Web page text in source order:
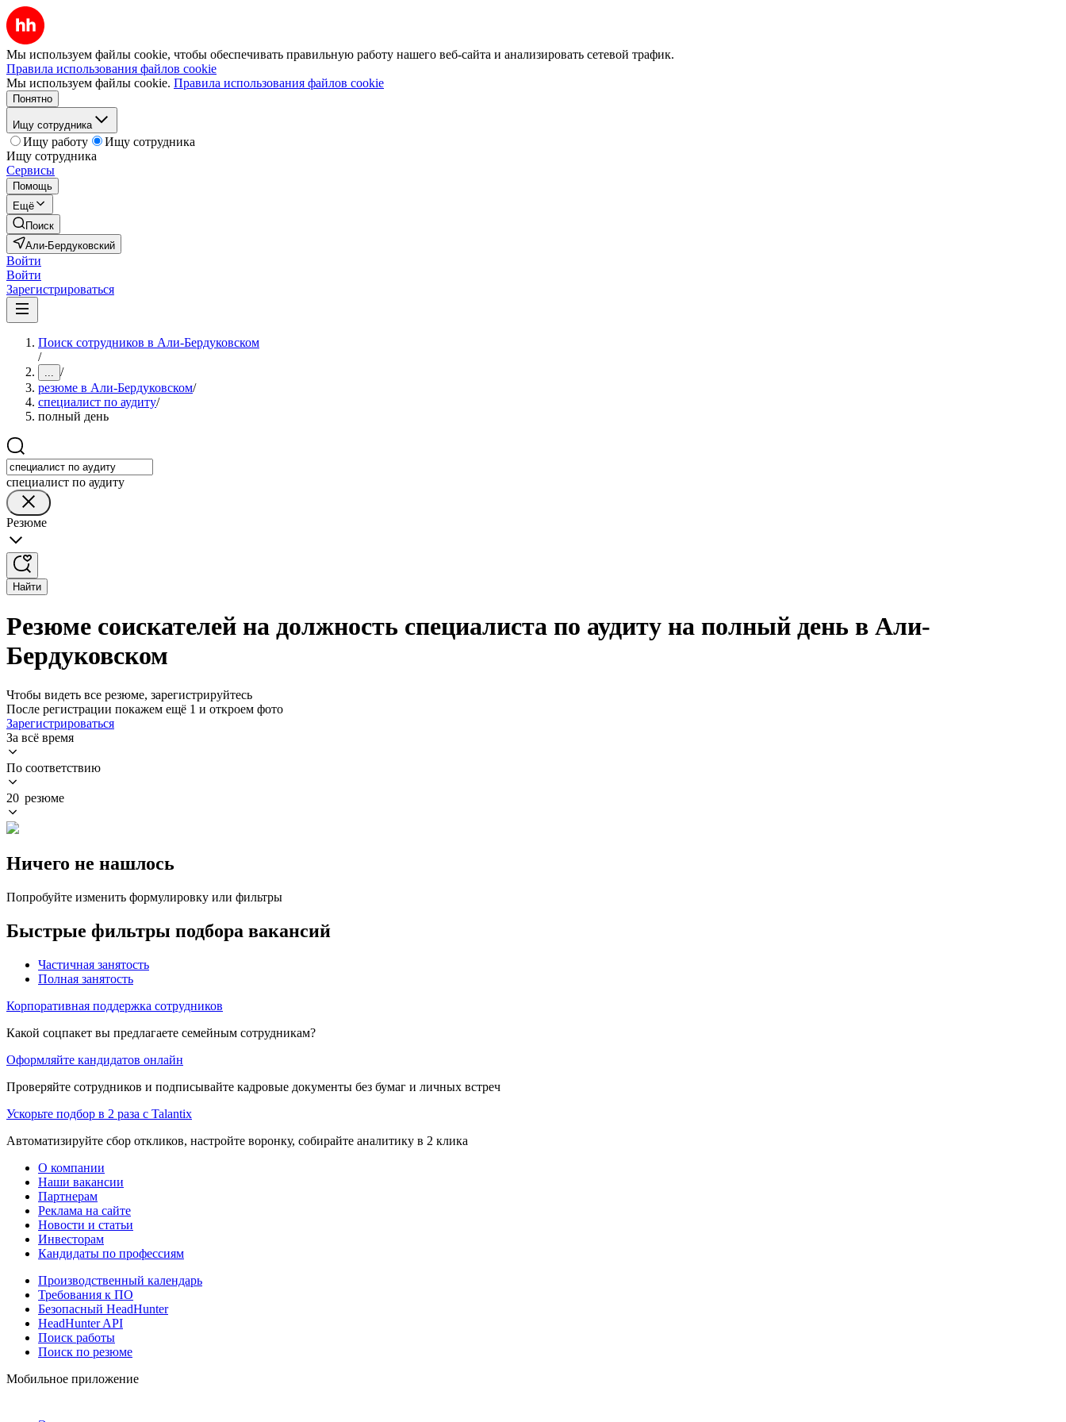
Мы используем файлы cookie, чтобы обеспечивать правильную работу нашего веб-сайта и анализировать сетевой трафик.
Правила использования файлов cookie
Мы используем файлы cookie. Правила использования файлов cookie
Понятно
Ищу сотрудника
Ищу работу
Ищу сотрудника
Ищу сотрудника
Сервисы
Помощь
Ещё
Поиск
Али-Бердуковский
Войти
Войти
Зарегистрироваться
Поиск сотрудников в Али-Бердуковском
/
... /
резюме в Али-Бердуковском/
специалист по аудиту/
полный день
специалист по аудиту
Резюме
Найти
Резюме соискателей на должность специалиста по аудиту на полный день в Али-
Бердуковском
Чтобы видеть все резюме, зарегистрируйтесь
После регистрации покажем ещё 1 и откроем фото
Зарегистрироваться
За всё время
По соответствию
20 резюме
Ничего не нашлось
Попробуйте изменить формулировку или фильтры
Быстрые фильтры подбора вакансий
Частичная занятость
Полная занятость
Корпоративная поддержка сотрудников
Какой соцпакет вы предлагаете семейным сотрудникам?
Оформляйте кандидатов онлайн
Проверяйте сотрудников и подписывайте кадровые документы без бумаг и личных встреч
Ускорьте подбор в 2 раза с Talantix
Автоматизируйте сбор откликов, настройте воронку, собирайте аналитику в 2 клика
О компании
Наши вакансии
Партнерам
Реклама на сайте
Новости и статьи
Инвесторам
Кандидаты по профессиям
Производственный календарь
Требования к ПО
Безопасный HeadHunter
HeadHunter API
Поиск работы
Поиск по резюме
Мобильное приложение